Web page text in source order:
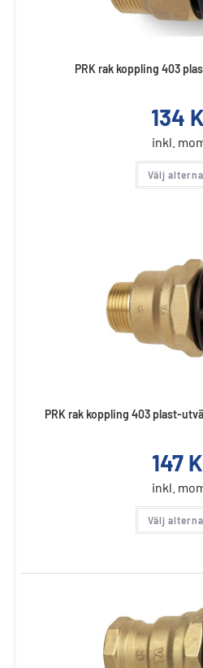
PRK rak koppling 403
134
inkl.
Välj
PRK rak koppling 403 plast-
147
inkl.
Välj